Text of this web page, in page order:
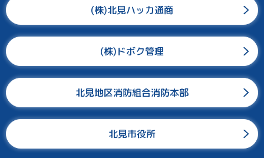
(株)北見ハッカ通商
(株)ドボク管理
北見地区消防組合消防本部
北見市役所